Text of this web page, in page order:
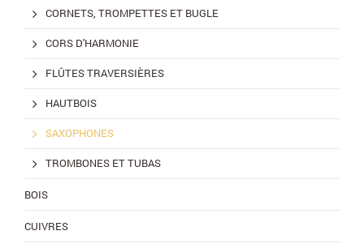
CORNETS, TROMPETTES ET BUGLE
CORS D'HARMONIE
FLÛTES TRAVERSIÈRES
HAUTBOIS
SAXOPHONES
TROMBONES ET TUBAS
BOIS
CUIVRES